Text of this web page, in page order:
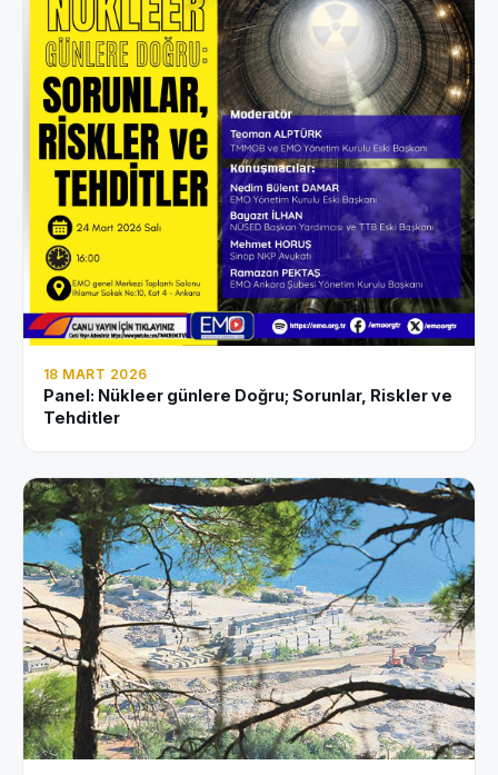
18 MART 2026
Panel: Nükleer günlere Doğru; Sorunlar, Riskler ve
Tehditler